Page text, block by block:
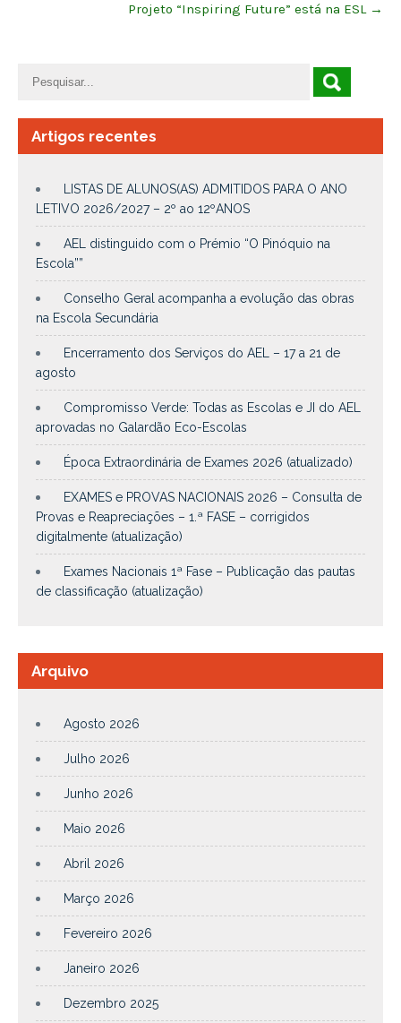
Projeto “Inspiring Future” está na ESL →
Artigos recentes
LISTAS DE ALUNOS(AS) ADMITIDOS PARA O ANO
LETIVO 2026/2027 – 2º ao 12ºANOS
AEL distinguido com o Prémio “O Pinóquio na
Escola””
Conselho Geral acompanha a evolução das obras
na Escola Secundária
Encerramento dos Serviços do AEL – 17 a 21 de
agosto
Compromisso Verde: Todas as Escolas e JI do AEL
aprovadas no Galardão Eco-Escolas
Época Extraordinária de Exames 2026 (atualizado)
EXAMES e PROVAS NACIONAIS 2026 – Consulta de
Provas e Reapreciações – 1.ª FASE – corrigidos
digitalmente (atualização)
Exames Nacionais 1ª Fase – Publicação das pautas
de classificação (atualização)
Arquivo
Agosto 2026
Julho 2026
Junho 2026
Maio 2026
Abril 2026
Março 2026
Fevereiro 2026
Janeiro 2026
Dezembro 2025